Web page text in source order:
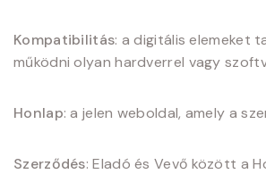
Kompatibilitás: a digitális elemeket
működni olyan hardverrel vagy
Honlap: a jelen weboldal, amely a
Szerződés: Eladó és Vevő között a